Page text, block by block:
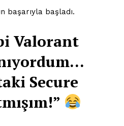
başarıyla başladı.
Valorant
Secure